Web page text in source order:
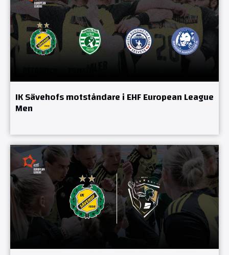
IK Sävehofs motståndare i EHF European League
Men